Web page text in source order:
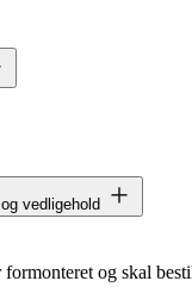
vedligehold
og skal